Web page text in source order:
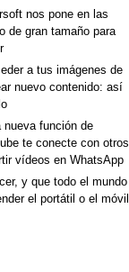
nos pone en las
de gran tamaño para
a tus imágenes de
nuevo contenido: así
nueva función de
te conecte con otros
vídeos en WhatsApp
y que todo el mundo
el portátil o el móvil